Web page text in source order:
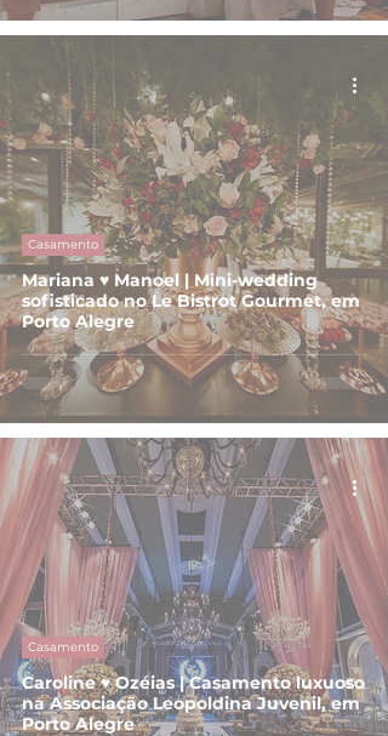
Mariana ♥ Manoel | Mini-wedding
sofisticado no Le Bistrot Gourmet, em
Porto Alegre
Casamento
Caroline ♥ Ozéias | Casamento luxuoso
na Associação Leopoldina Juvenil, em
Porto Alegre
Casamento